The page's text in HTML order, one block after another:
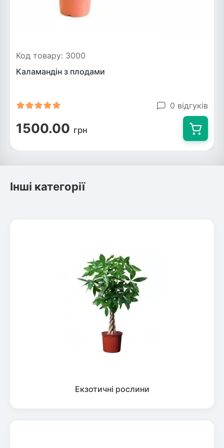
Код товару: 3000
Каламандін з плодами
0 відгуків
1500.00 грн
Інші категорії
Екзотичні рослини